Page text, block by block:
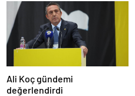
Ali Koç gündemi
değerlendirdi